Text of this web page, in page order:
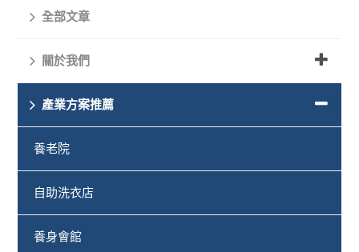
全部文章
關於我們
產業方案推薦
養老院
自助洗衣店
養身會館